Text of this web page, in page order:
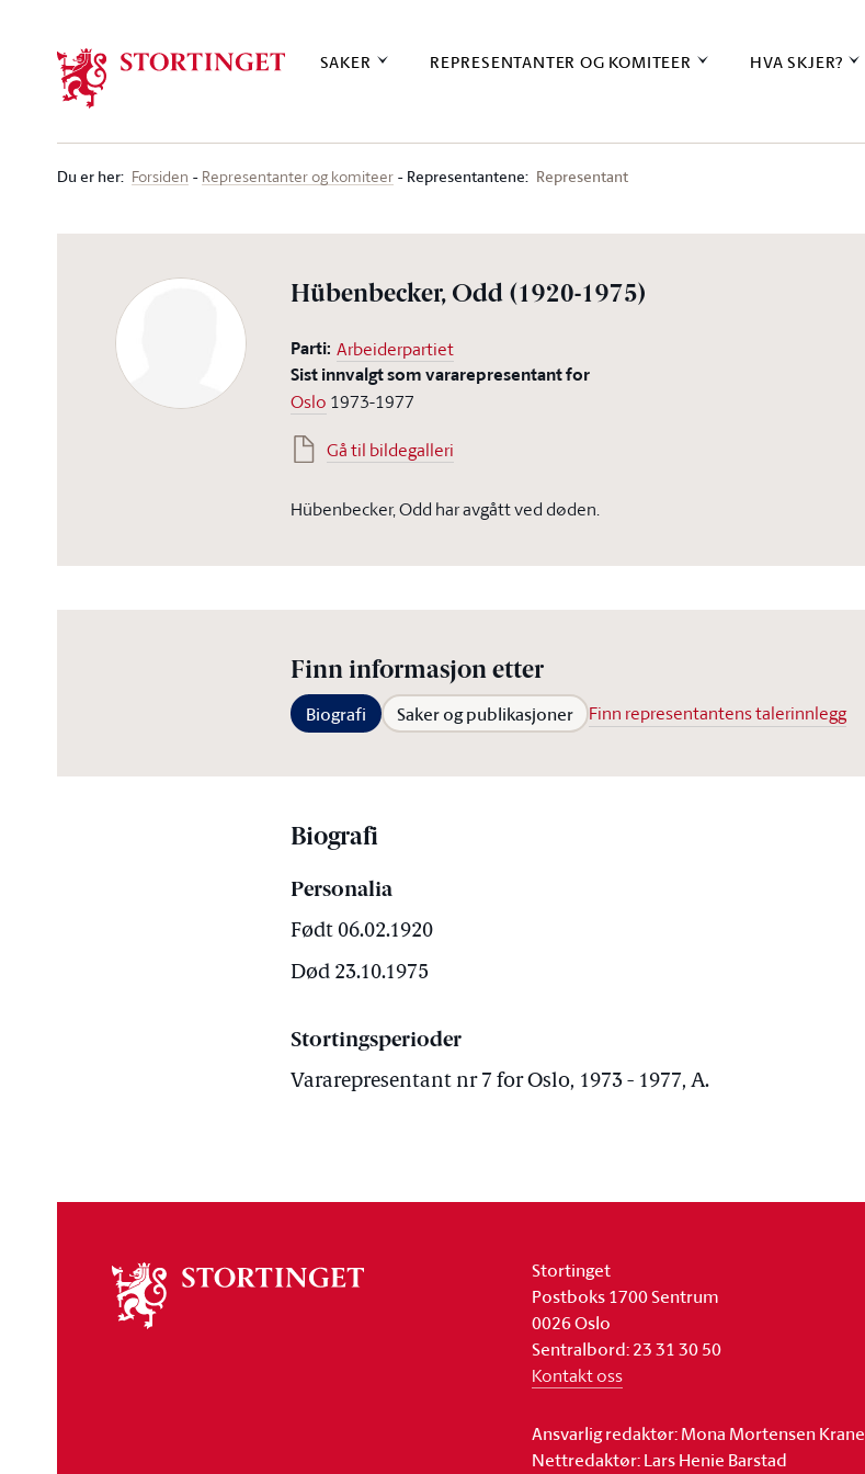
SAKER REPRESENTANTER OG KOMITEER HVA SKJER?
Du er her: Forsiden Representanter og komiteer Representantene: Representant
Hübenbecker, Odd (1920-1975)
Parti: Arbeiderpartiet
Sist innvalgt som vararepresentant for
Oslo 1973-1977
Gå til bildegalleri
Hübenbecker, Odd har avgått ved døden.
Finn informasjon etter
Biografi Saker og publikasjoner Finn representantens talerinnlegg
Biografi
Personalia
Født 06.02.1920
Død 23.10.1975
Stortingsperioder
Vararepresentant nr 7 for Oslo, 1973 - 1977, A.
stortinget
Stortinget
Postboks 1700 Sentrum
0026 Oslo
Sentralbord: 23 31 30 50
Kontakt oss
Ansvarlig redaktør: Mona Mortensen Krane
Nettredaktør: Lars Henie Barstad